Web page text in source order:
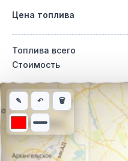
Цена топлива
Топлива всего
Стоимость
Интерактивная карта
✎ ↶ 🗑